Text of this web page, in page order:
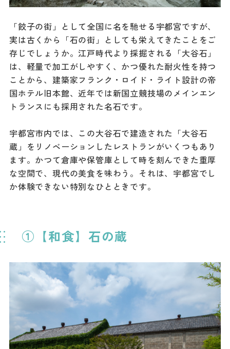
「餃子の街」として全国に名を馳せる宇都宮ですが、
実は古くから「石の街」としても栄えてきたことをご
存じでしょうか。江戸時代より採掘される「大谷石」
は、軽量で加工がしやすく、かつ優れた耐火性を持つ
ことから、建築家フランク・ロイド・ライト設計の帝
国ホテル旧本館、近年では新国立競技場のメインエン
トランスにも採用された名石です。
宇都宮市内では、この大谷石で建造された「大谷石
蔵」をリノベーションしたレストランがいくつもあり
ます。かつて倉庫や保管庫として時を刻んできた重厚
な空間で、現代の美食を味わう。それは、宇都宮でし
か体験できない特別なひとときです。
①【和食】石の蔵